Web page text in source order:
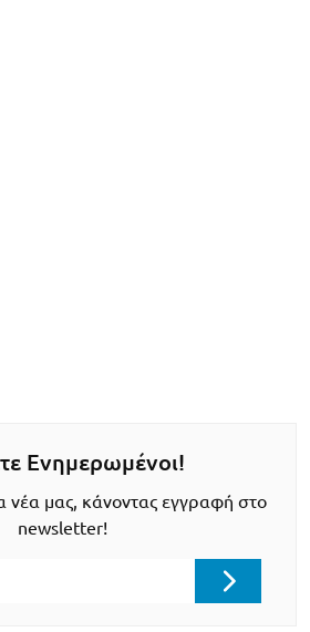
Ενημερωμένοι!
νέα μας, κάνοντας εγγραφή στο
newsletter!